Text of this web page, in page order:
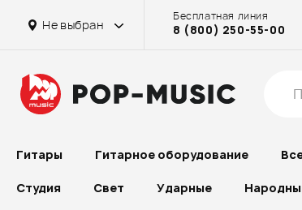
Не выбран
Бесплатная линия
8 (800) 250-55-00
Гитары Гитарное оборудование
Студия Свет Ударные